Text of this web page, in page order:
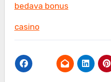
bedava bonus
casino